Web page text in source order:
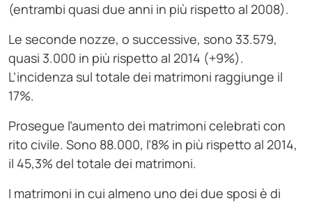
(entrambi quasi due anni in più rispetto al 2008).
Le seconde nozze, o successive, sono 33.579,
quasi 3.000 in più rispetto al 2014 (+9%).
L’incidenza sul totale dei matrimoni raggiunge il
17%.
Prosegue l’aumento dei matrimoni celebrati con
rito civile. Sono 88.000, l’8% in più rispetto al 2014,
il 45,3% del totale dei matrimoni.
I matrimoni in cui almeno uno dei due sposi è di